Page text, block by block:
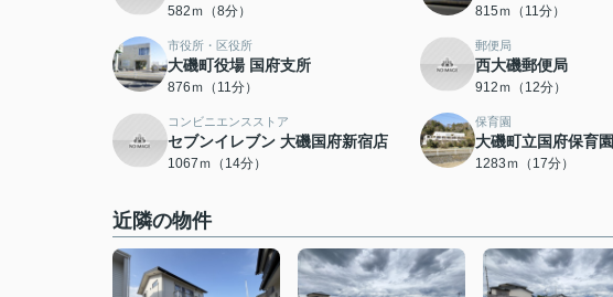
582ｍ（8分） 815ｍ（11分）
市役所・区役所
大磯町役場 国府支所
876ｍ（11分）
郵便局
西大磯郵便局
912ｍ（12分）
コンビニエンスストア
セブンイレブン 大磯国府新宿店
1067ｍ（14分）
保育園
大磯町立国府保育園
1283ｍ（17分）
近隣の物件